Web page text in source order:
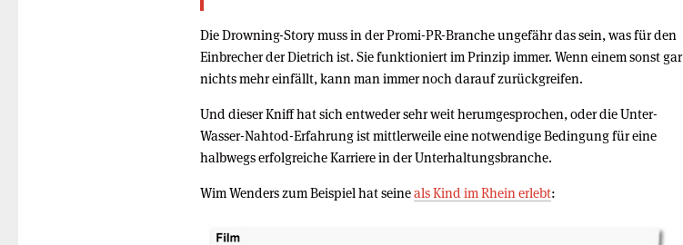
Die Drowning-Story muss in der Promi-PR-Branche ungefähr das sein, was für den
Einbrecher der Dietrich ist. Sie funktioniert im Prinzip immer. Wenn einem sonst gar
nichts mehr einfällt, kann man immer noch darauf zurückgreifen.
Und dieser Kniff hat sich entweder sehr weit herumgesprochen, oder die Unter-
Wasser-Nahtod-Erfahrung ist mittlerweile eine notwendige Bedingung für eine
halbwegs erfolgreiche Karriere in der Unterhaltungsbranche.
Wim Wenders zum Beispiel hat seineals Kind im Rhein erlebt: